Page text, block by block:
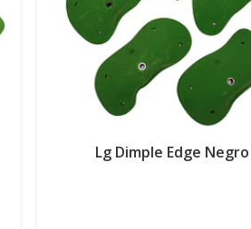
Lg Dimple Edge Negro